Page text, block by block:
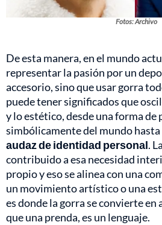
Fotos: Archivo
De esta manera, en el mundo
representar la pasión por un
accesorio, sino que usar gorra
puede tener significados que
y lo estético, desde una forma de
simbólicamente del mundo hasta
audaz de identidad personal.
contribuido a esa necesidad
propio y eso se alinea con una
un movimiento artístico o una
es donde la gorra se convierte en
que una prenda, es un lenguaje.